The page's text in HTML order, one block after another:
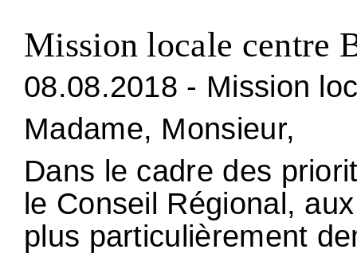
Mission locale centre
08.08.2018 - Mission
Madame, Monsieur,
Dans le cadre des
le Conseil Régional,
plus particulièrement